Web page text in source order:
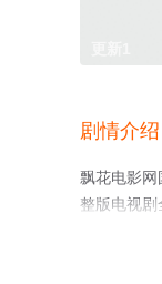
剧情介绍
飘花电影网
整版电视剧